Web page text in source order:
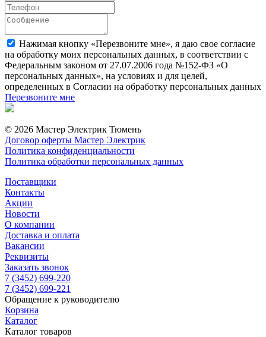
Нажимая кнопку «Перезвоните мне», я даю свое согласие
на обработку моих персональных данных, в соответствии с
Федеральным законом от 27.07.2006 года №152-ФЗ «О
персональных данных», на условиях и для целей,
определенных в Согласии на обработку персональных данных
Перезвоните мне
© 2026 Мастер Электрик Тюмень
Договор оферты Мастер Электрик
Политика конфиденциальности
Политика обработки персональных данных
Поставщики
Контакты
Акции
Новости
О компании
Доставка и оплата
Вакансии
Реквизиты
Заказать звонок
7 (3452) 699-220
7 (3452) 699-221
Обращение к руководителю
Корзина
Каталог
Каталог товаров